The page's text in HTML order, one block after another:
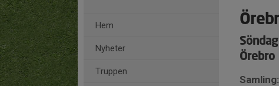
Hem
Nyheter
Truppen
Örebro